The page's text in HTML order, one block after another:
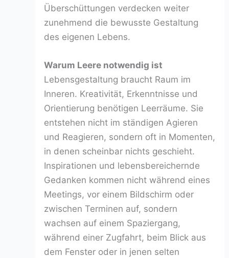
Überschüttungen verdecken weiter
zunehmend die bewusste Gestaltung
des eigenen Lebens.
Warum Leere notwendig ist
Lebensgestaltung braucht Raum im
Inneren. Kreativität, Erkenntnisse und
Orientierung benötigen Leerräume. Sie
entstehen nicht im ständigen Agieren
und Reagieren, sondern oft in Momenten,
in denen scheinbar nichts geschieht.
Inspirationen und lebensbereichernde
Gedanken kommen nicht während eines
Meetings, vor einem Bildschirm oder
zwischen Terminen auf, sondern
wachsen auf einem Spaziergang,
während einer Zugfahrt, beim Blick aus
dem Fenster oder in jenen selten